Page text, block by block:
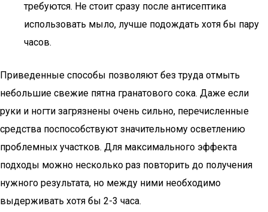
требуются. Не стоит сразу после антисептика
использовать мыло, лучше подождать хотя бы пару
часов.
Приведенные способы позволяют без труда отмыть
небольшие свежие пятна гранатового сока. Даже если
руки и ногти загрязнены очень сильно, перечисленные
средства поспособствуют значительному осветлению
проблемных участков. Для максимального эффекта
подходы можно несколько раз повторить до получения
нужного результата, но между ними необходимо
выдерживать хотя бы 2-3 часа.